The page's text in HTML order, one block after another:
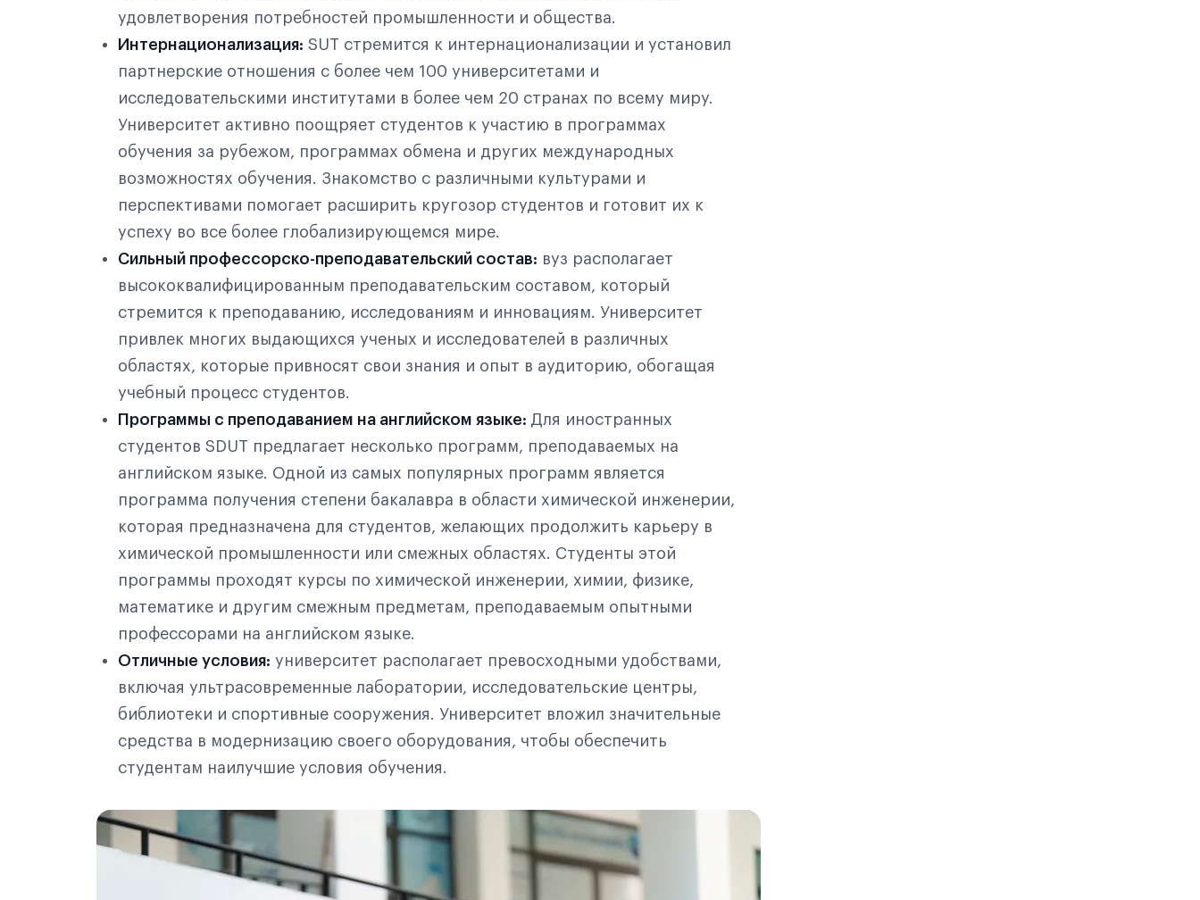
удовлетворения потребностей промышленности и общества.
Интернационализация: SUT стремится к интернационализации и установил
партнерские отношения с более чем 100 университетами и
исследовательскими институтами в более чем 20 странах по всему миру.
Университет активно поощряет студентов к участию в программах
обучения за рубежом, программах обмена и других международных
возможностях обучения. Знакомство с различными культурами и
перспективами помогает расширить кругозор студентов и готовит их к
успеху во все более глобализирующемся мире.
Сильный профессорско-преподавательский состав: вуз располагает
высококвалифицированным преподавательским составом, который
стремится к преподаванию, исследованиям и инновациям. Университет
привлек многих выдающихся ученых и исследователей в различных
областях, которые привносят свои знания и опыт в аудиторию, обогащая
учебный процесс студентов.
Программы с преподаванием на английском языке: Для иностранных
студентов SDUT предлагает несколько программ, преподаваемых на
английском языке. Одной из самых популярных программ является
программа получения степени бакалавра в области химической инженерии,
которая предназначена для студентов, желающих продолжить карьеру в
химической промышленности или смежных областях. Студенты этой
программы проходят курсы по химической инженерии, химии, физике,
математике и другим смежным предметам, преподаваемым опытными
профессорами на английском языке.
Отличные условия: университет располагает превосходными удобствами,
включая ультрасовременные лаборатории, исследовательские центры,
библиотеки и спортивные сооружения. Университет вложил значительные
средства в модернизацию своего оборудования, чтобы обеспечить
студентам наилучшие условия обучения.